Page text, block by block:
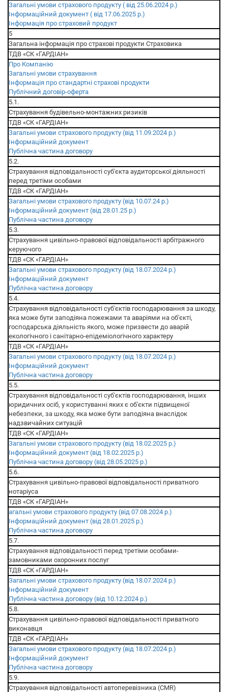
Загальні умови страхового продукту ( від 25.06.2024 р.)
Інформаційний документ ( від 17.06.2025 р.)
Інформація про страховий продукт
5
Загальна інформація про страхові продукти Страховика
ТДВ «СК «ГАРДІАН»
Про Компанію
Загальні умови страхування
Інформація про стандартні страхові продукти
Публічний договір-оферта
5.1.
Страхування будівельно-монтажних ризиків
ТДВ «СК «ГАРДІАН»
Загальні умови страхового продукту (від 11.09.2024 р.)
Інформаційний документ
Публічна частина договору
5.2.
Страхування відповідальності суб'єкта аудиторської діяльності
перед третіми особами
ТДВ «СК «ГАРДІАН»
Загальні умови страхового продукту (від 10.07.24 р.)
Інформаційний документ (від 28.01.25 р.)
Публічна частина договору
5.3.
Страхування цивільно-правової відповідальності арбітражного
керуючого
ТДВ «СК «ГАРДІАН»
Загальні умови страхового продукту (від 18.07.2024 р.)
Інформаційний документ
Публічна частина договору
5.4.
Страхування відповідальності суб'єктів господарювання за шкоду,
яка може бути заподіяна пожежами та аваріями на об'єкті,
господарська діяльність якого, може призвести до аварій
екологічного і санітарно-епідеміологічного характеру
ТДВ «СК «ГАРДІАН»
Загальні умови страхового продукту (від 18.07.2024 р.)
Інформаційний документ
Публічна частина договору
5.5.
Страхування відповідальності суб'єктів господарювання, інших
юридичних осіб, у користуванні яких є об'єкти підвищеної
небезпеки, за шкоду, яка може бути заподіяна внаслідок
надзвичайних ситуацій
ТДВ «СК «ГАРДІАН»
Загальні умови страхового продукту (від 18.02.2025 р.)
Інформаційний документ (від 18.02.2025 р.)
Публічна частина договору (від 28.05.2025 р.)
5.6.
Страхування цивільно-правової відповідальності приватного
нотаріуса
ТДВ «СК «ГАРДІАН»
агальні умови страхового продукту (від 07.08.2024 р.)
Інформаційний документ (від 28.01.2025 р.)
Публічна частина договору
5.7.
Страхування відповідальності перед третіми особами-
замовниками охоронних послуг
ТДВ «СК «ГАРДІАН»
Загальні умови страхового продукту (від 18.07.2024 р.)
Інформаційний документ
Публічна частина договору (від 10.12.2024 р.)
5.8.
Страхування цивільно-правової відповідальності приватного
виконавця
ТДВ «СК «ГАРДІАН»
Загальні умови страхового продукту (від 18.07.2024 р.)
Інформаційний документ
Публічна частина договору
5.9.
Страхування відповідальності автоперевізника (CMR)